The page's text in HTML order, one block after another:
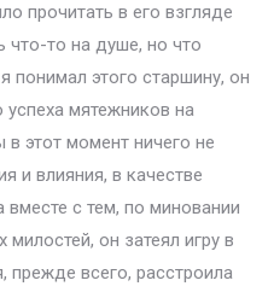
прочитать в его взгляде
что-то на душе, но что
понимал этого старшину, он
мятежников на
в этот момент ничего не
и влияния, в качестве
вместе с тем, по миновании
он затеял игру в
прежде всего, расстроила